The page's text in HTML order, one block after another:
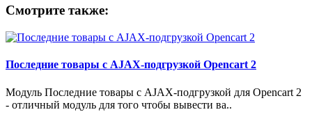
Смотрите также:
Последние товары с AJAX-подгрузкой Opencart 2
Модуль Последние товары с AJAX-подгрузкой для Opencart 2
- отличный модуль для того чтобы вывести ва..